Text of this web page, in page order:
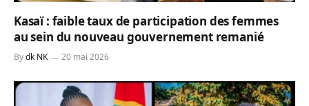
Kasaï : faible taux de participation des femmes
au sein du nouveau gouvernement remanié
Bydk NK 20 mai 2026